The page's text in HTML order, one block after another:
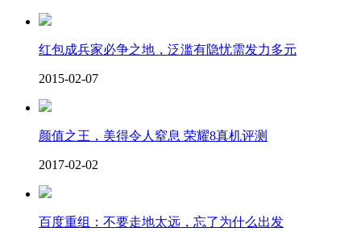
红包成兵家必争之地，泛滥有隐忧需发力多元
2015-02-07
颜值之王，美得令人窒息 荣耀8真机评测
2017-02-02
百度重组：不要走地太远，忘了为什么出发